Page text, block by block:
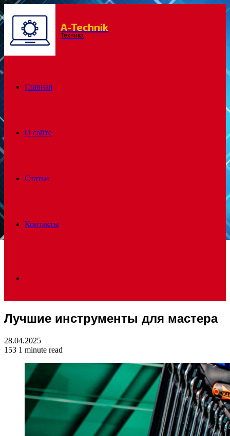
Menu A-Technik
Техника
Главная
О сайте
Статьи
Контакты
for
Лучшие инструменты для мастера
28.04.2025
153 1 minute read